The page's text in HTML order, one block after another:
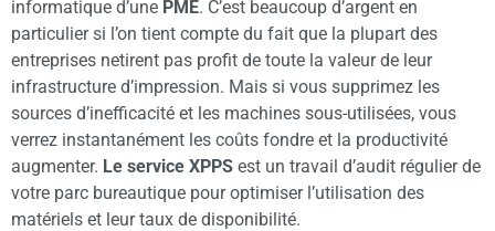
informatique d’une PME. C’est beaucoup d’argent en
particulier si l’on tient compte du fait que la plupart des
entreprises netirent pas profit de toute la valeur de leur
infrastructure d’impression. Mais si vous supprimez les
sources d’inefficacité et les machines sous-utilisées, vous
verrez instantanément les coûts fondre et la productivité
augmenter. Le service XPPS est un travail d’audit régulier de
votre parc bureautique pour optimiser l’utilisation des
matériels et leur taux de disponibilité.